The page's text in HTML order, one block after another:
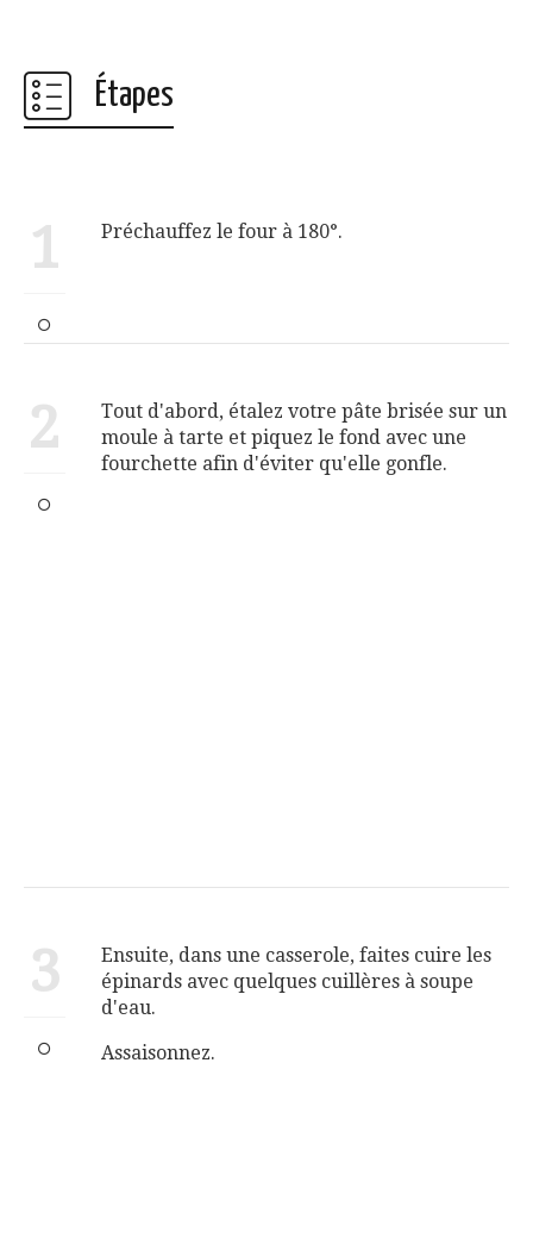
Étapes
1 Préchauffez le four à 180°.
2
Tout d'abord, étalez votre pâte brisée sur un
moule à tarte et piquez le fond avec une
fourchette afin d'éviter qu'elle gonfle.
3
Ensuite, dans une casserole, faites cuire les
épinards avec quelques cuillères à soupe
d'eau.
Assaisonnez.